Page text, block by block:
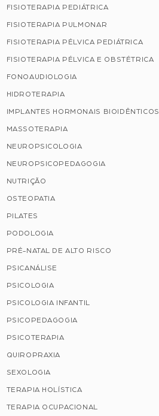
FISIOTERAPIA PEDIÁTRICA
FISIOTERAPIA PULMONAR
FISIOTERAPIA PÉLVICA PEDIÁTRICA
FISIOTERAPIA PÉLVICA E OBSTÉTRICA
FONOAUDIOLOGIA
HIDROTERAPIA
IMPLANTES HORMONAIS BIOIDÊNTICOS
MASSOTERAPIA
NEUROPSICOLOGIA
NEUROPSICOPEDAGOGIA
NUTRIÇÃO
OSTEOPATIA
PILATES
PODOLOGIA
PRÉ-NATAL DE ALTO RISCO
PSICANÁLISE
PSICOLOGIA
PSICOLOGIA INFANTIL
PSICOPEDAGOGIA
PSICOTERAPIA
QUIROPRAXIA
SEXOLOGIA
TERAPIA HOLÍSTICA
TERAPIA OCUPACIONAL